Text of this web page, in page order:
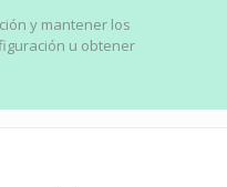
y mantener los
u obtener